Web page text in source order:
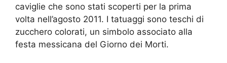
caviglie che sono stati scoperti per la prima
volta nell’agosto 2011. I tatuaggi sono teschi di
zucchero colorati, un simbolo associato alla
festa messicana del Giorno dei Morti.